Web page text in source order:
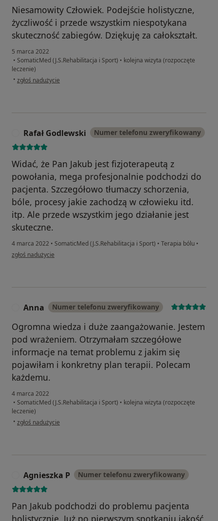
Niesamowity Człowiek. Podejście holistyczne,
życzliwość i przede wszystkim niespotykana
skuteczność zabiegów. Dziękuję za całokształt.
5 marca 2022
• SomaticMed (J.S.Rehabilitacja i Sport) • kolejna wizyta (rozpoczęte
leczenie)
• w opinii użytkownika Arek P.
zgłoś nadużycie
Rafał Godlewski Numer telefonu zweryfikowany
Widać, że Pan Jakub jest fizjoterapeutą z
powołania, mega profesjonalnie podchodzi do
pacjenta. Szczegółowo tłumaczy schorzenia,
bóle, procesy jakie zachodzą w człowieku itd.
itp. Ale przede wszystkim jego działanie jest
skuteczne.
4 marca 2022 • SomaticMed (J.S.Rehabilitacja i Sport) • Terapia bólu •
w opinii użytkownika Rafał Godlewski
zgłoś nadużycie
Anna Numer telefonu zweryfikowany
Ogromna wiedza i duże zaangażowanie. Jestem
pod wrażeniem. Otrzymałam szczegółowe
informacje na temat problemu z jakim się
pojawiłam i konkretny plan terapii. Polecam
każdemu.
4 marca 2022
• SomaticMed (J.S.Rehabilitacja i Sport) • kolejna wizyta (rozpoczęte
leczenie)
• w opinii użytkownika Anna
zgłoś nadużycie
Agnieszka P Numer telefonu zweryfikowany
Pan Jakub podchodzi do problemu pacjenta
holistycznie. Już po pierwszym spotkaniu jakość